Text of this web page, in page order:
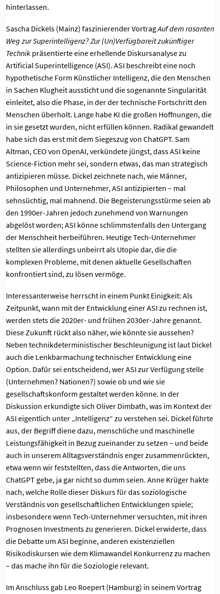
hinterlassen.
Sascha Dickels (Mainz) faszinierender VortragAuf dem rasanten
Weg zur Superintelligenz? Zur (Un)Verfügbareit zukünftiger
Technik präsentierte eine erhellende Diskursanalyse zu
Artificial Superintelligence (ASI). ASI beschreibt eine noch
hypothetische Form Künstlicher Intelligenz, die den Menschen
in Sachen Klugheit aussticht und die sogenannte Singularität
einleitet, also die Phase, in der der technische Fortschritt den
Menschen überholt. Lange habe KI die großen Hoffnungen, die
in sie gesetzt wurden, nicht erfüllen können. Radikal gewandelt
habe sich das erst mit dem Siegeszug von ChatGPT. Sam
Altman, CEO von OpenAI, verkündete jüngst, dass ASI keine
Science-Fiction mehr sei, sondern etwas, das man strategisch
antizipieren müsse. Dickel zeichnete nach, wie Männer,
Philosophen und Unternehmer, ASI antizipierten – mal
sehnsüchtig, mal mahnend. Die Begeisterungsstürme seien ab
den 1990er-Jahren jedoch zunehmend von Warnungen
abgelöst worden; ASI könne schlimmstenfalls den Untergang
der Menschheit herbeiführen. Heutige Tech-Unternehmer
stellten sie allerdings unbeirrt als Utopie dar, die die
komplexen Probleme, mit denen aktuelle Gesellschaften
konfrontiert sind, zu lösen vermöge.
Interessanterweise herrscht in einem Punkt Einigkeit: Als
Zeitpunkt, wann mit der Entwicklung einer ASI zu rechnen ist,
werden stets die 2020er- und frühen 2030er-Jahre genannt.
Diese Zukunft rückt also näher, wie könnte sie aussehen?
Neben technikdeterministischer Beschleunigung ist laut Dickel
auch die Lenkbarmachung technischer Entwicklung eine
Option. Dafür sei entscheidend, wer ASI zur Verfügung stelle
(Unternehmen? Nationen?) sowie ob und wie sie
gesellschaftskonform gestaltet werden könne. In der
Diskussion erkundigte sich Oliver Dimbath, was im Kontext der
ASI eigentlich unter „Intelligenz“ zu verstehen sei. Dickel führte
aus, der Begriff diene dazu, menschliche und maschinelle
Leistungsfähigkeit in Bezug zueinander zu setzen – und beide
auch in unserem Alltagsverständnis enger zusammenrückten,
etwa wenn wir feststellten, dass die Antworten, die uns
ChatGPT gebe, ja gar nicht so dumm seien. Anne Krüger hakte
nach, welche Rolle dieser Diskurs für das soziologische
Verständnis von gesellschaftlichen Entwicklungen spiele;
insbesondere wenn Tech-Unternehmer versuchten, mit ihren
Prognosen Investments zu generieren. Dickel erwiderte, dass
die Debatte um ASI beginne, anderen existenziellen
Risikodiskursen wie dem Klimawandel Konkurrenz zu machen
– das mache ihn für die Soziologie relevant.
Im Anschluss gab Leo Roepert (Hamburg) in seinem Vortrag